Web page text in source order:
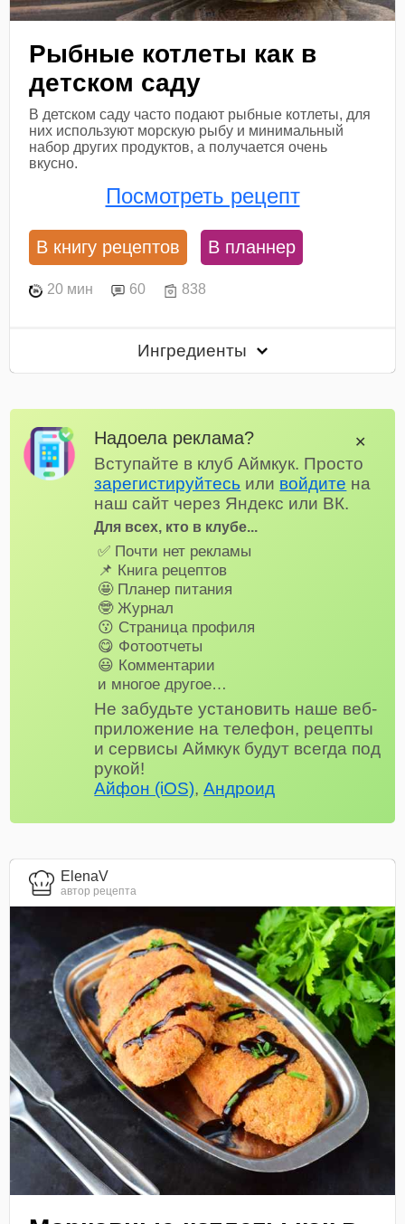
Рыбные котлеты как в
детском саду
В детском саду часто подают рыбные котлеты, для
них используют морскую рыбу и минимальный
набор других продуктов, а получается очень
вкусно.
Посмотреть рецепт
В книгу рецептов В планнер
20 мин 60 838
Ингредиенты
Надоела реклама?
Вступайте в клуб Аймкук. Просто
зарегистируйтесь или войдите на
наш сайт через Яндекс или ВК.
Для всех, кто в клубе...
✅ Почти нет рекламы
📌 Книга рецептов
🤩 Планер питания
🤓 Журнал
😗 Страница профиля
😋 Фотоотчеты
😃 Комментарии
и многое другое…
Не забудьте установить наше веб-
приложение на телефон, рецепты
и сервисы Аймкук будут всегда под
рукой!
Айфон (iOS),Андроид
✕
ElenaV
автор рецепта